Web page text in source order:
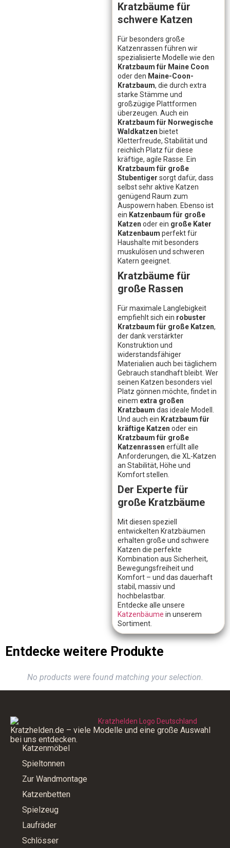
Kratzbäume für
schwere Katzen
Für besonders große
Katzenrassen führen wir
spezialisierte Modelle wie den
Kratzbaum für Maine Coon
oder den Maine-Coon-
Kratzbaum, die durch extra
starke Stämme und
großzügige Plattformen
überzeugen. Auch ein
Kratzbaum für Norwegische
Waldkatzen bietet
Kletterfreude, Stabilität und
reichlich Platz für diese
kräftige, agile Rasse. Ein
Kratzbaum für große
Stubentiger sorgt dafür, dass
selbst sehr aktive Katzen
genügend Raum zum
Auspowern haben. Ebenso ist
ein Katzenbaum für große
Katzen oder ein große Kater
Katzenbaum perfekt für
Haushalte mit besonders
muskulösen und schweren
Katern geeignet.
Kratzbäume für
große Rassen
Für maximale Langlebigkeit
empfiehlt sich ein robuster
Kratzbaum für große Katzen,
der dank verstärkter
Konstruktion und
widerstandsfähiger
Materialien auch bei täglichem
Gebrauch standhaft bleibt. Wer
seinen Katzen besonders viel
Platz gönnen möchte, findet in
einem extra großen
Kratzbaum das ideale Modell.
Und auch ein Kratzbaum für
kräftige Katzen oder ein
Kratzbaum für große
Katzenrassen erfüllt alle
Anforderungen, die XL-Katzen
an Stabilität, Höhe und
Komfort stellen.
Der Experte für
große Kratzbäume
Mit diesen speziell
entwickelten Kratzbäumen
erhalten große und schwere
Katzen die perfekte
Kombination aus Sicherheit,
Bewegungsfreiheit und
Komfort – und das dauerhaft
stabil, massiv und
hochbelastbar.
Entdecke alle unsere
Katzenbäume in unserem
Sortiment.
Entdecke weitere Produkte
No products were found matching your selection.
Kratzhelden.de – viele Modelle und eine große Auswahl
bei uns entdecken.
Katzenmöbel
Spieltonnen
Zur Wandmontage
Katzenbetten
Spielzeug
Laufräder
Schlösser